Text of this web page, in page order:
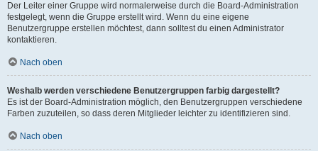
Der Leiter einer Gruppe wird normalerweise durch die Board-Administration
festgelegt, wenn die Gruppe erstellt wird. Wenn du eine eigene
Benutzergruppe erstellen möchtest, dann solltest du einen Administrator
kontaktieren.
Nach oben
Weshalb werden verschiedene Benutzergruppen farbig dargestellt?
Es ist der Board-Administration möglich, den Benutzergruppen verschiedene
Farben zuzuteilen, so dass deren Mitglieder leichter zu identifizieren sind.
Nach oben